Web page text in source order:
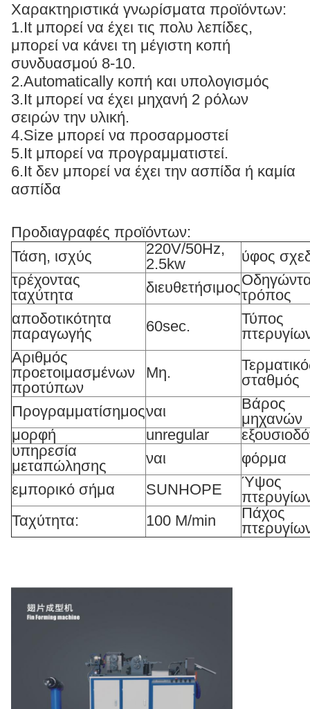
Χαρακτηριστικά γνωρίσματα προϊόντων:
1.It μπορεί να έχει τις πολυ λεπίδες,
μπορεί να κάνει τη μέγιστη κοπή
συνδυασμού 8-10.
2.Automatically κοπή και υπολογισμός
3.It μπορεί να έχει μηχανή 2 ρόλων
σειρών την υλική.
4.Size μπορεί να προσαρμοστεί
5.It μπορεί να προγραμματιστεί.
6.It δεν μπορεί να έχει την ασπίδα ή καμία
ασπίδα
Προδιαγραφές προϊόντων:
Τάση, ισχύς
220V/50Hz,
2.5kw
ύφος
τρέχοντας
ταχύτητα
διευθετήσιμοςτρόπος
αποδοτικότητα
παραγωγής
60sec.
Τύπος
Αριθμός
προετοιμασμένων
προτύπων
Μη.
σταθμός
Προγραμματίσημοςναι
Βάρος
μηχανών
μορφή
unregular
υπηρεσία
μεταπώλησης
ναι
φόρμα
εμπορικό σήμα
SUNHOPE
Ύψος
Ταχύτητα:
100 M/min
Πάχος